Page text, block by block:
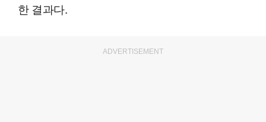
한 결과다.
ADVERTISEMENT